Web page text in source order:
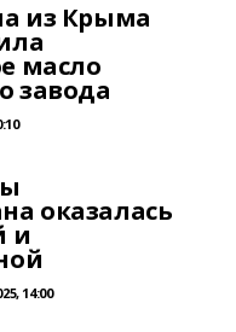
из Крыма
масло
завода
оказалась
и
14:00